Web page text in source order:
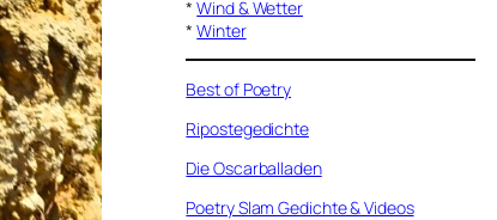
*Wind & Wetter
*Winter
Best of Poetry
Ripostegedichte
Die Oscarballaden
Poetry Slam Gedichte & Videos